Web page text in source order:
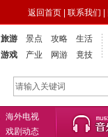
返回首页 联系我们
旅游 景点 攻略
生活
游戏
产业 网游 竟技
海外电视
戏剧动态